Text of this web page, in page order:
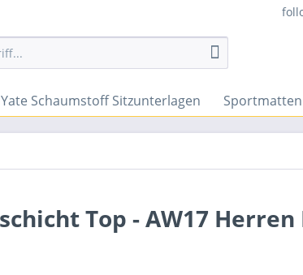
Yate Schaumstoff Sitzunterlagen Sportmatten
Top - AW17